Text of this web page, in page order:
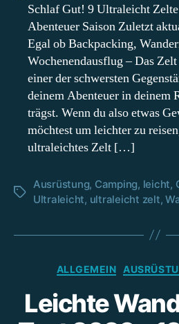
Schlaf Gut! 9 Ultraleicht
Abenteuer Saison Zuletzt
Egal ob Backpacking,
Wochenendausflug – Das
einer der schwersten
deinem Abenteuer in deinem
trägst. Wenn du also etwas
möchtest um leichter zu
ultraleichtes Zelt […]
Schlagwörter
Ausrüstung, Camping, leicht,
Ultraleicht, ultraleicht zelt,
ALLGEMEIN
Leichte